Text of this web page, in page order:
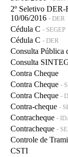
2º Seletivo
10/06/2016 - DER
Cédula C - SEGEP
Cédula C - DER
Consulta Pública
Consulta
Contra Cheque
Contra Cheque -
Contra Cheque -
Contra-cheque -
Contracheque -
Contracheque -
Controle de
CSTI